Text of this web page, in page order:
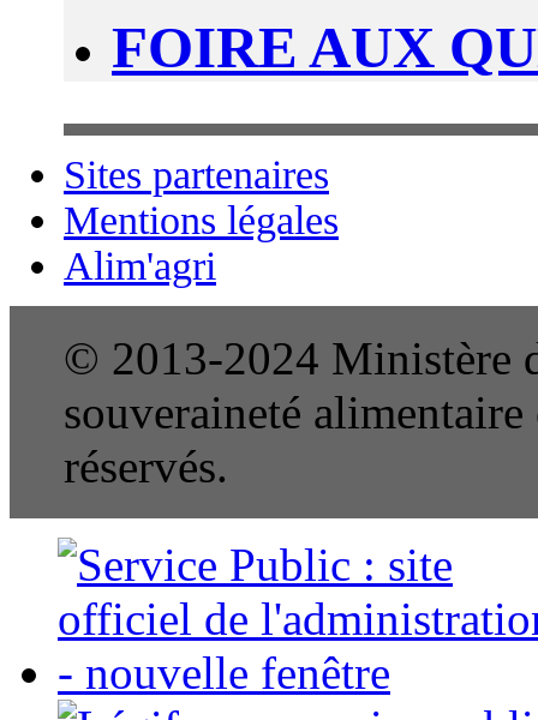
FOIRE AUX
Sites partenaires
Mentions légales
Alim'agri
© 2013-2024 Ministère
souveraineté
réservés.